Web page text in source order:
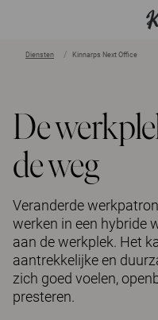
Diensten Kinnarps Next Office
De
de weg
Veranderde
werken in een hybride
aan de werkplek. Het
aantrekkelijke en
zich goed voelen,
presteren.